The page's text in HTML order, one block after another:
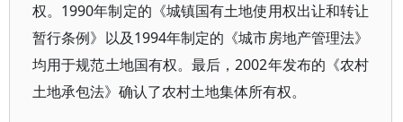
权。1990年制定的《城镇国有土地使用权出让和转让
暂行条例》以及1994年制定的《城市房地产管理法》
均用于规范土地国有权。最后，2002年发布的《农村
土地承包法》确认了农村土地集体所有权。